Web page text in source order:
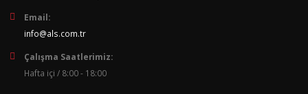
Email:
info@als.com.tr
Çalışma Saatlerimiz:
Hafta içi / 8:00 - 18:00